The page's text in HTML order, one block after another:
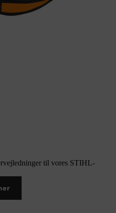
til vores STIHL-